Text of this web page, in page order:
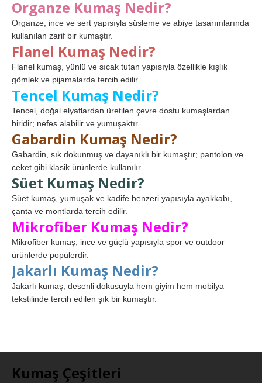
Organze Kumaş Nedir?
Organze, ince ve sert yapısıyla süsleme ve abiye tasarımlarında
kullanılan zarif bir kumaştır.
Flanel Kumaş Nedir?
Flanel kumaş, yünlü ve sıcak tutan yapısıyla özellikle kışlık
gömlek ve pijamalarda tercih edilir.
Tencel Kumaş Nedir?
Tencel, doğal elyaflardan üretilen çevre dostu kumaşlardan
biridir; nefes alabilir ve yumuşaktır.
Gabardin Kumaş Nedir?
Gabardin, sık dokunmuş ve dayanıklı bir kumaştır; pantolon ve
ceket gibi klasik ürünlerde kullanılır.
Süet Kumaş Nedir?
Süet kumaş, yumuşak ve kadife benzeri yapısıyla ayakkabı,
çanta ve montlarda tercih edilir.
Mikrofiber Kumaş Nedir?
Mikrofiber kumaş, ince ve güçlü yapısıyla spor ve outdoor
ürünlerde popülerdir.
Jakarlı Kumaş Nedir?
Jakarlı kumaş, desenli dokusuyla hem giyim hem mobilya
tekstilinde tercih edilen şık bir kumaştır.
Kumaş Çeşitleri